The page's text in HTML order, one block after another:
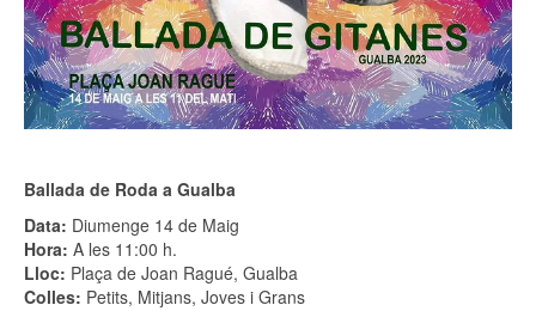
Ballada de Roda a Gualba
Data: Diumenge 14 de Maig
Hora: A les 11:00 h.
Lloc: Plaça de Joan Ragué, Gualba
Colles: Petits, Mitjans, Joves i Grans